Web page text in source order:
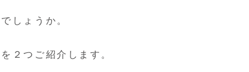
しょうか。
２つご紹介します。